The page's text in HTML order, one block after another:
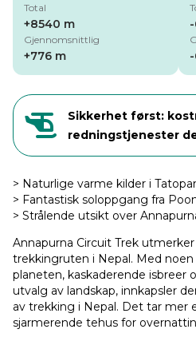
Total
+8540 m
Gjennomsnittlig
+776 m
Sikkerhet først:
redningstjenester
> Naturlige varme kilder i
> Fantastisk soloppgang fra
> Strålende utsikt over
Annapurna Circuit Trek
trekkingruten i Nepal. Med
planeten, kaskaderende isbreer
utvalg av landskap, innkapsler
av trekking i Nepal. Det tar mer
sjarmerende tehus for